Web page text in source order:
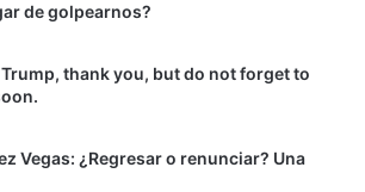
de golpearnos?
thank you, but do not forget to
Vegas: ¿Regresar o renunciar? Una